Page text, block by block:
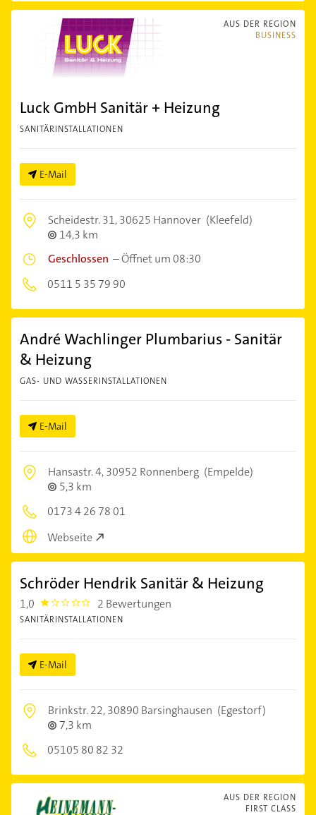
AUS DER REGION
BUSINESS
Luck GmbH Sanitär + Heizung
SANITÄRINSTALLATIONEN
E-Mail
Scheidestr. 31,30625 Hannover (Kleefeld)
14,3 km
Geschlossen –Öffnet um 08:30
0511 5 35 79 90
André Wachlinger Plumbarius - Sanitär
& Heizung
GAS- UND WASSERINSTALLATIONEN
E-Mail
Hansastr. 4,30952 Ronnenberg (Empelde)
5,3 km
0173 4 26 78 01
Webseite
Schröder Hendrik Sanitär & Heizung
1,0 1.0 2 Bewertungen
SANITÄRINSTALLATIONEN
E-Mail
Brinkstr. 22,30890 Barsinghausen (Egestorf)
7,3 km
05105 80 82 32
AUS DER REGION
FIRST CLASS